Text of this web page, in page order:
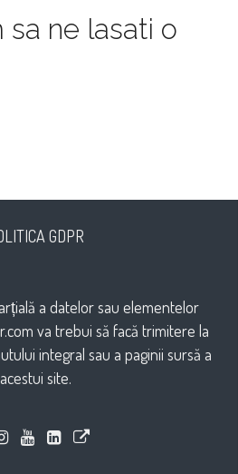
sa ne lasati o
GDPR
a datelor sau elementelor
va trebui să facă trimitere la
integral sau a paginii sursă a
acestui site.